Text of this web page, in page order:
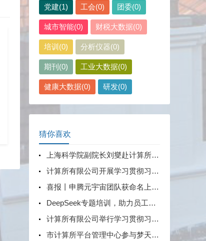
党建(1) 工会(0) 团委(0)
城市智能(0) 财税大数据(0)
培训(0) 分析仪器(0)
期刊(0) 工业大数据(0)
健康大数据(0) 研发(0)
猜你喜欢
上海科学院副院长刘燮赴计算所公司走访调研
计算所有限公司开展学习贯彻习近平新时代中国特色社会主义思想主题教育中心组学习（扩大）会——党委书记专题党课
喜报丨申腾元宇宙团队获命名上海市科技系统职工创新工作室
DeepSeek专题培训，助力员工提升AI技术能力
计算所有限公司举行学习贯彻习近平新时代中国特色社会主义思想主题教育动员大会
市计算所平台管理中心参与梦天项目测试